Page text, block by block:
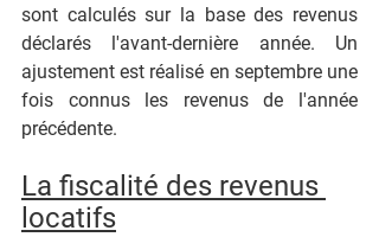
sont calculés sur la base des revenus
déclarés l'avant-dernière année. Un
ajustement est réalisé en septembre une
fois connus les revenus de l'année
précédente.
La fiscalité des revenus
locatifs